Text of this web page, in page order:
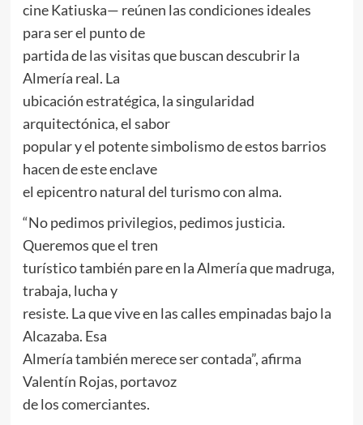
cine Katiuska— reúnen las condiciones ideales
para ser el punto de
partida de las visitas que buscan descubrir la
Almería real. La
ubicación estratégica, la singularidad
arquitectónica, el sabor
popular y el potente simbolismo de estos barrios
hacen de este enclave
el epicentro natural del turismo con alma.
“No pedimos privilegios, pedimos justicia.
Queremos que el tren
turístico también pare en la Almería que madruga,
trabaja, lucha y
resiste. La que vive en las calles empinadas bajo la
Alcazaba. Esa
Almería también merece ser contada”, afirma
Valentín Rojas, portavoz
de los comerciantes.